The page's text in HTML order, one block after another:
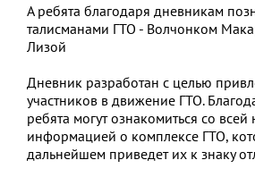
А ребята благодаря дневникам
талисманами ГТО - Волчонком
Лизой
Дневник разработан с целью
участников в движение ГТО.
ребята могут ознакомиться со
информацией о комплексе ГТО,
дальнейшем приведет их к знаку